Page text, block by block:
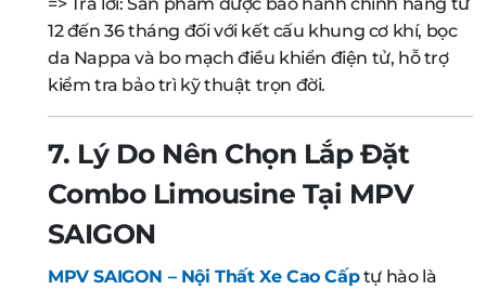
12 đến 36 tháng đối với kết cấu khung cơ khí, bọc
da Nappa và bo mạch điều khiển điện tử, hỗ trợ
kiểm tra bảo trì kỹ thuật trọn đời.
7. Lý Do Nên Chọn Lắp Đặt
Combo Limousine Tại MPV
SAIGON
MPV SAIGON – Nội Thất Xe Cao Cấptự hào là